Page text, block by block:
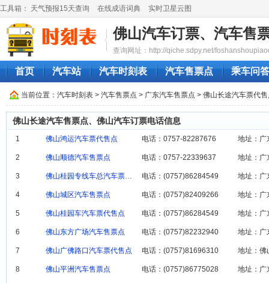
工具箱： 天气预报15天查询 在线成语词典 实时卫星云图
佛山汽车订票、汽车售
查询网址：http://qiche.sdpy.net/
首页 汽车站 汽车时刻表 汽车售票点 乘车问答
当前位置： 汽车时刻表 > 汽车售票点 > 广东汽车售票点 > 佛山长途汽车票代
佛山长途汽车售票点、佛山汽车订票电话信息
1 佛山鸿运汽车票代售点 电话：0757-82287676 地址：广
2 佛山顺德汽车售票点 电话：0757-22339637
3 佛山桂园专线车总汽车票代售点 电话：(0757)86284549 地址：广
4 佛山城区汽车售票点 电话：(0757)82409266 地址：广
5 佛山桂园车汽车票代售点 电话：(0757)86284549 地址：广
6 佛山东方广场汽车售票点 电话：(0757)82232940 地址：广
7 佛山广佛路口汽车票代售点 电话：(0757)81696310
8 佛山平洲汽车售票点 电话：(0757)86775028 地址：广